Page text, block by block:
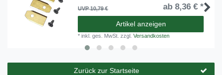
UVP 10,79 €
ab 8,36 € *
Artikel anzeigen
*inkl. ges. MwSt. zzgl.Versandkosten
Zurück zur Startseite